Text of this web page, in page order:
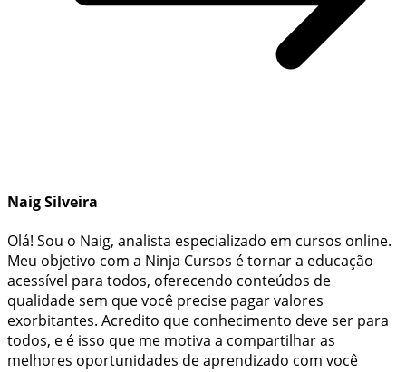
Naig Silveira
Olá! Sou o Naig, analista especializado em cursos online.
Meu objetivo com a Ninja Cursos é tornar a educação
acessível para todos, oferecendo conteúdos de
qualidade sem que você precise pagar valores
exorbitantes. Acredito que conhecimento deve ser para
todos, e é isso que me motiva a compartilhar as
melhores oportunidades de aprendizado com você